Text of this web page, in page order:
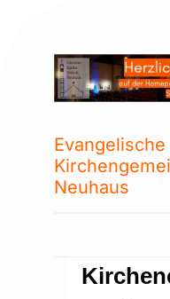
Evangelische
Neuhaus